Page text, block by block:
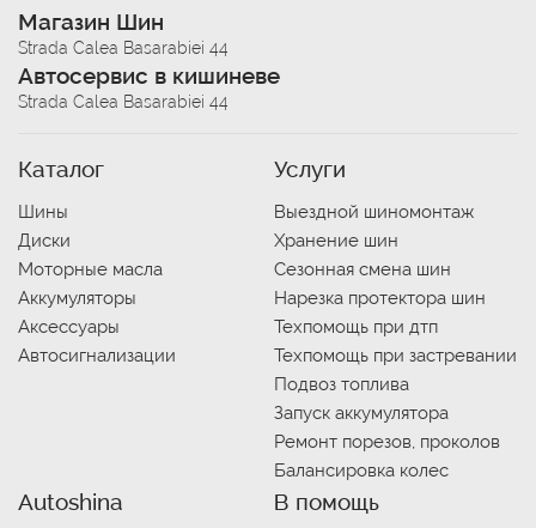
Магазин Шин
Strada Calea Basarabiei 44
Автосервис в кишиневе
Strada Calea Basarabiei 44
Каталог
Шины
Диски
Моторные масла
Аккумуляторы
Аксессуары
Автосигнализации
Услуги
Выездной шиномонтаж
Хранение шин
Сезонная смена шин
Нарезка протектора шин
Техпомощь при дтп
Техпомощь при застревании
Подвоз топлива
Запуск аккумулятора
Ремонт порезов, проколов
Балансировка колес
Autoshina В помощь